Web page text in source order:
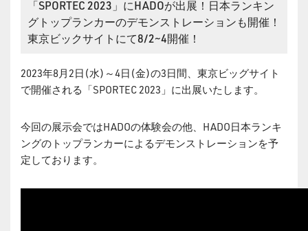
「SPORTEC 2023」にHADOが出展！日本ランキン
グトップランカーのデモンストレーションも開催！
東京ビックサイトにて8/2~4開催！
2023年8月2日(水)～4日(金)の3日間、東京ビッグサイト
で開催される「SPORTEC 2023」に出展いたします。
今回の展示会ではHADOの体験会の他、HADO日本ランキ
ングのトップランカーによるデモンストレーションを予
定しております。